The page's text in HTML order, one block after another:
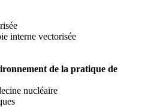
interne vectorisée
de la pratique de
nucléaire